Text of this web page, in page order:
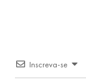
Inscreva-se